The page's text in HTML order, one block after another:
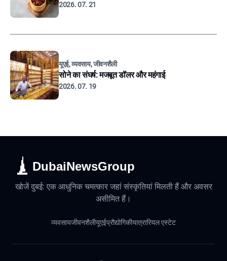
2026. 07. 21
यूएई, व्यवसाय, जीवनशैली
सोने का संघर्ष: मजबूत डॉलर और महंगाई
2026. 07. 19
DubaiNewsGroup
खोजें दुबई: एक आधुनिक चमत्कार जहां संस्कृतियां मिलती हैं और अवसर
असीमित हैं।
व्यवसायजीवनशैलीयूएईप्रौद्योगिकीयात्रारियल एस्टेट